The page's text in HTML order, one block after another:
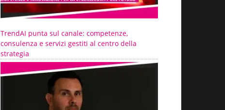
TrendAI punta sul canale: competenze,
consulenza e servizi gestiti al centro della
strategia